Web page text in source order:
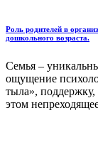
Роль родителей в
дошкольного возраста.
Семья –
ощущение
тыла», поддержку,
этом